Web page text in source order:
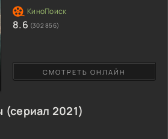
2021)
СМОТРЕТЬ ОНЛАЙН
8.6 (302 856)